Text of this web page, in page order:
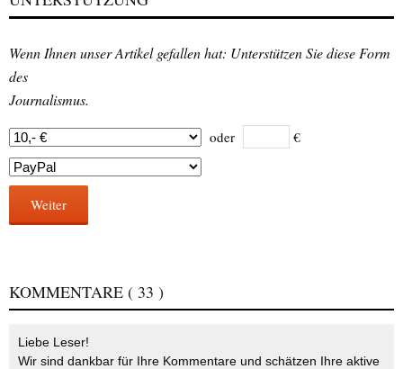
Wenn Ihnen unser Artikel gefallen hat: Unterstützen Sie diese Form
des
Journalismus.
oder €
Weiter
KOMMENTARE ( 33 )
Liebe Leser!
Wir sind dankbar für Ihre Kommentare und schätzen Ihre aktive